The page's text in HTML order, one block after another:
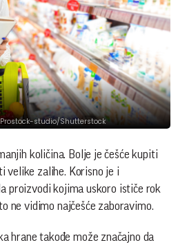
studio/Shutterstock
količina. Bolje je češće kupiti
velike zalihe. Korisno je i
proizvodi kojima uskoro ističe rok
ne vidimo najčešće zaboravimo.
hrane takođe može značajno da